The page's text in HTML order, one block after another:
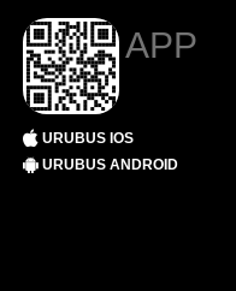
APP
URUBUS IOS
URUBUS ANDROID